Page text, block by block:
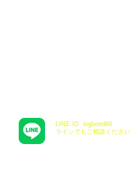
LINE ID: bigbond66
​ラインでもご相談ください